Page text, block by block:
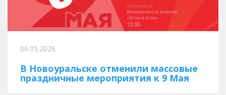
06.05.2026
В Новоуральске отменили массовые
праздничные мероприятия к 9 Мая